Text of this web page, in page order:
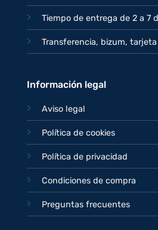
Tiempo de entrega de 2 a 7
Transferencia, bizum,
Información legal
Aviso legal
Política de cookies
Política de privacidad
Condiciones de compra
Preguntas frecuentes